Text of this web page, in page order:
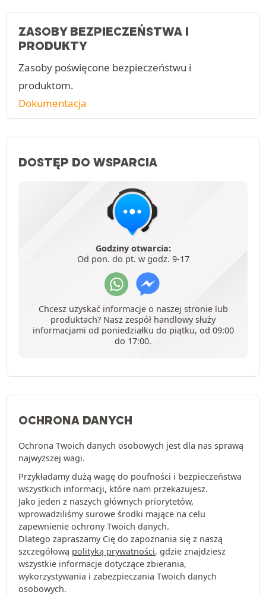
ZASOBY BEZPIECZEŃSTWA I
PRODUKTY
Zasoby poświęcone bezpieczeństwu i
produktom.
Dokumentacja
DOSTĘP DO WSPARCIA
Godziny otwarcia:
Od pon. do pt. w godz. 9-17
Chcesz uzyskać informacje o naszej stronie lub
produktach? Nasz zespół handlowy służy
informacjami od poniedziałku do piątku, od 09:00
do 17:00.
OCHRONA DANYCH
Ochrona Twoich danych osobowych jest dla nas sprawą
najwyższej wagi.
Przykładamy dużą wagę do poufności i bezpieczeństwa
wszystkich informacji, które nam przekazujesz.
Jako jeden z naszych głównych priorytetów,
wprowadziliśmy surowe środki mające na celu
zapewnienie ochrony Twoich danych.
Dlatego zapraszamy Cię do zapoznania się z naszą
szczegółową polityką prywatności, gdzie znajdziesz
wszystkie informacje dotyczące zbierania,
wykorzystywania i zabezpieczania Twoich danych
osobowych.